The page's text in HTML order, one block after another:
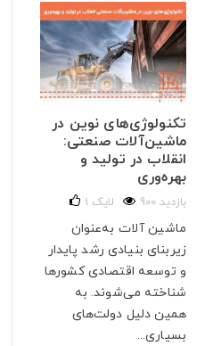
تکنولوژی‌های نوین در
ماشین‌آلات صنعتی:
انقلاب در تولید و
بهره‌وری
900 بازدید 1 لایک
ماشین آلات به‌عنوان
زیربنای بنیادی رشد پایدار
و توسعه اقتصادی کشورها
شناخته می‌شوند. به
همین دلیل دولت‌های
بسیاری...